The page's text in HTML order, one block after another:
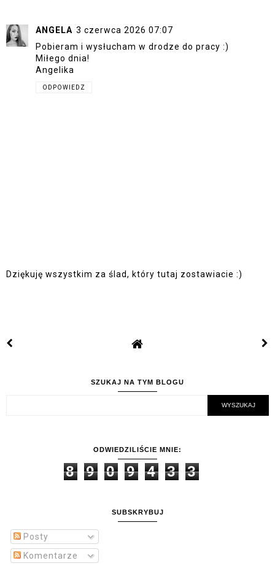
ANGELA 3 czerwca 2026 07:07
Pobieram i wysłucham w drodze do pracy :)
Miłego dnia!
Angelika
ODPOWIEDZ
Dziękuję wszystkim za ślad, który tutaj zostawiacie :)
SZUKAJ NA TYM BLOGU
ODWIEDZILIŚCIE MNIE:
8 9 0 9 4 3 3
SUBSKRYBUJ
Posty
Komentarze